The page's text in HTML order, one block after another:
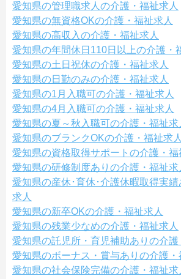
愛知県の管理職求人の介護・福祉求人
愛知県の無資格OKの介護・福祉求人
愛知県の高収入の介護・福祉求人
愛知県の年間休日110日以上の介護・
愛知県の土日祝休の介護・福祉求人
愛知県の日勤のみの介護・福祉求人
愛知県の1月入職可の介護・福祉求人
愛知県の4月入職可の介護・福祉求人
愛知県の夏～秋入職可の介護・福祉求
愛知県のブランクOKの介護・福祉求人
愛知県の資格取得サポートの介護・福
愛知県の研修制度ありの介護・福祉求
愛知県の産休･育休･介護休暇取得実
求人
愛知県の新卒OKの介護・福祉求人
愛知県の残業少なめの介護・福祉求人
愛知県の託児所・育児補助ありの介護
愛知県のボーナス・賞与ありの介護・
愛知県の社会保険完備の介護・福祉求